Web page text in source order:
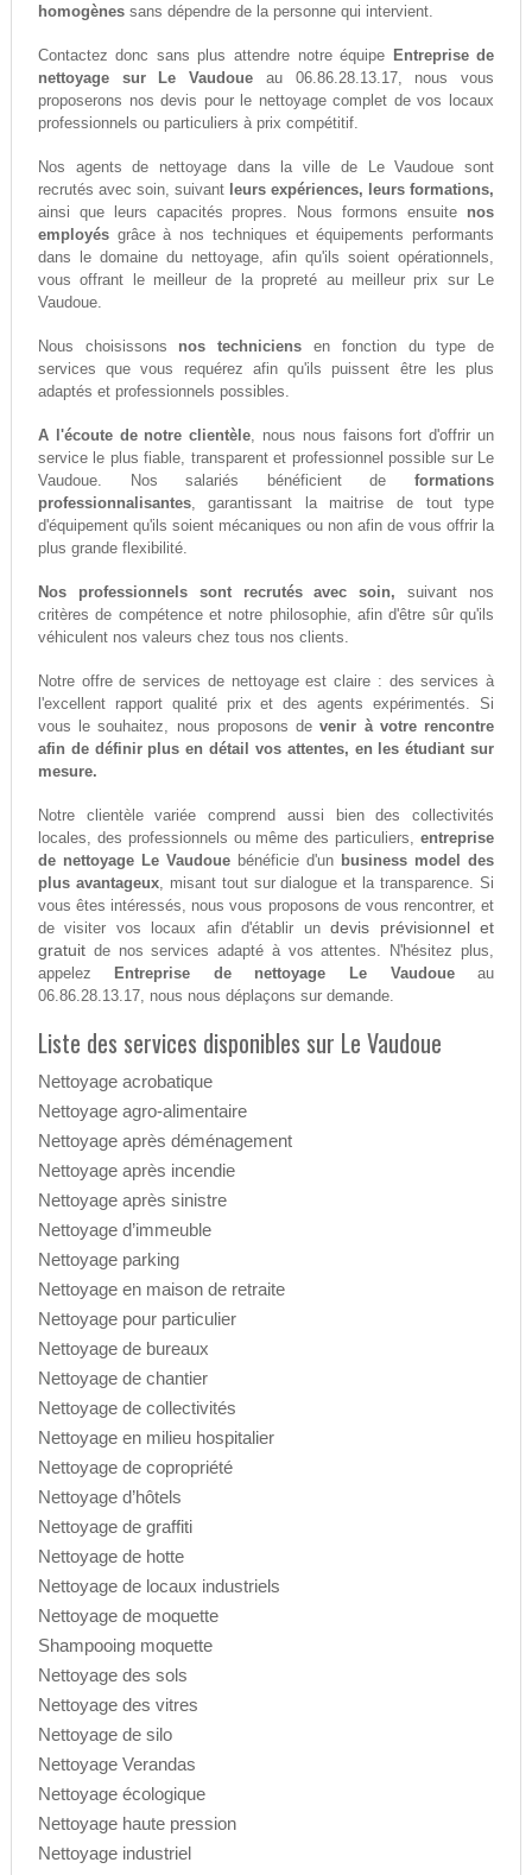
homogènessans dépendre de la personne qui intervient.
Contactez donc sans plus attendre notre équipe Entreprise de
nettoyage sur Le Vaudoue au 06.86.28.13.17, nous vous
proposerons nos devis pour le nettoyage complet de vos locaux
professionnels ou particuliers à prix compétitif.
Nos agents de nettoyage dans la ville de Le Vaudoue sont
recrutés avec soin, suivant leurs expériences, leurs formations,
ainsi que leurs capacités propres. Nous formons ensuite nos
employésgrâce à nos techniques et équipements performants
dans le domaine du nettoyage, afin qu'ils soient opérationnels,
vous offrant le meilleur de la propreté au meilleur prix sur Le
Vaudoue.
Nous choisissons nos techniciens en fonction du type de
services que vous requérez afin qu'ils puissent être les plus
adaptés et professionnels possibles.
A l'écoute de notre clientèle, nous nous faisons fort d'offrir un
service le plus fiable, transparent et professionnel possible sur Le
Vaudoue. Nos salariés bénéficient deformations
professionnalisantes, garantissant la maitrise de tout type
d'équipement qu'ils soient mécaniques ou non afin de vous offrir la
plus grande flexibilité.
Nos professionnels sont recrutés avec soin, suivant nos
critères de compétence et notre philosophie, afin d'être sûr qu'ils
véhiculent nos valeurs chez tous nos clients.
Notre offre de services de nettoyage est claire : des services à
l'excellent rapport qualité prix et des agents expérimentés. Si
vous le souhaitez, nous proposons devenir à votre rencontre
afin de définir plus en détail vos attentes, en les étudiant sur
mesure.
Notre clientèle variée comprend aussi bien des collectivités
locales, des professionnels ou même des particuliers,entreprise
de nettoyage Le Vaudouebénéficie d'un business model des
plus avantageux, misant tout sur dialogue et la transparence. Si
vous êtes intéressés, nous vous proposons de vous rencontrer, et
de visiter vos locaux afin d'établir undevis prévisionnel et
gratuitde nos services adapté à vos attentes. N'hésitez plus,
appelez
Entreprise de nettoyage Le Vaudoueau
06.86.28.13.17, nous nous déplaçons sur demande.
Liste des services disponibles sur Le Vaudoue
Nettoyage acrobatique
Nettoyage agro-alimentaire
Nettoyage après déménagement
Nettoyage après incendie
Nettoyage après sinistre
Nettoyage d’immeuble
Nettoyage parking
Nettoyage en maison de retraite
Nettoyage pour particulier
Nettoyage de bureaux
Nettoyage de chantier
Nettoyage de collectivités
Nettoyage en milieu hospitalier
Nettoyage de copropriété
Nettoyage d’hôtels
Nettoyage de graffiti
Nettoyage de hotte
Nettoyage de locaux industriels
Nettoyage de moquette
Shampooing moquette
Nettoyage des sols
Nettoyage des vitres
Nettoyage de silo
Nettoyage Verandas
Nettoyage écologique
Nettoyage haute pression
Nettoyage industriel